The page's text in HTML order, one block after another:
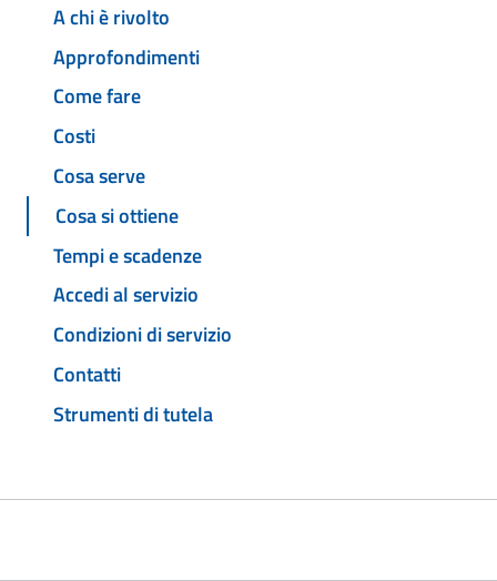
A chi è rivolto
Approfondimenti
Come fare
Costi
Cosa serve
Cosa si ottiene
Tempi e scadenze
Accedi al servizio
Condizioni di servizio
Contatti
Strumenti di tutela